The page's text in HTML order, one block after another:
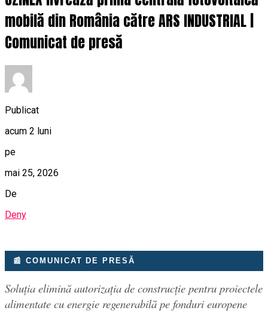
mobilă din România către ARS INDUSTRIAL |
Comunicat de presă
Publicat
acum 2 luni
pe
mai 25, 2026
De
Deny
📰 COMUNICAT DE PRESĂ
Soluția elimină autorizația de construcție pentru proiectele
alimentate cu energie regenerabilă pe fonduri europene